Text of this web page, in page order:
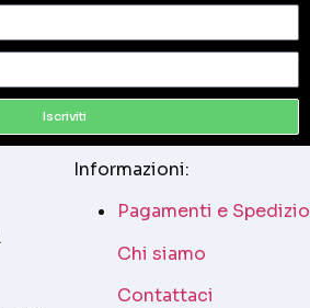
Iscriviti
Informazioni:
Pagamenti e
Chi siamo
Contattaci